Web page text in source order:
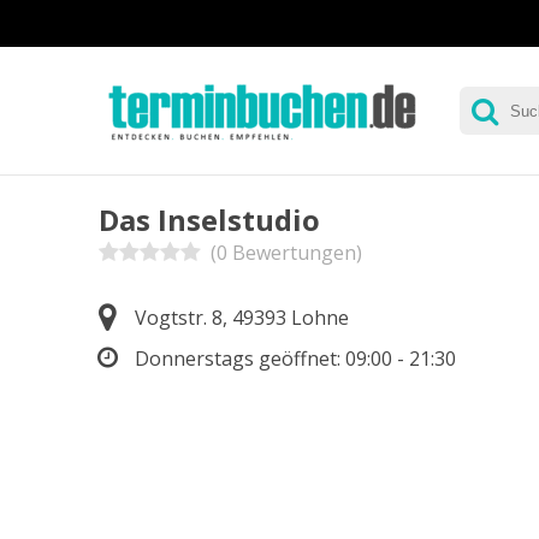
Das Inselstudio
(0 Bewertungen)
Vogtstr. 8, 49393 Lohne
Donnerstags geöffnet: 09:00 - 21:30